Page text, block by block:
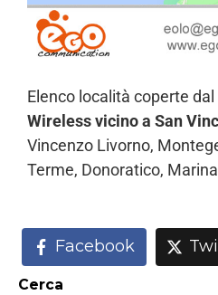
Elenco località coperte
Wireless vicino a San
Vincenzo Livorno,
Terme, Donoratico,
Facebook
Cerca